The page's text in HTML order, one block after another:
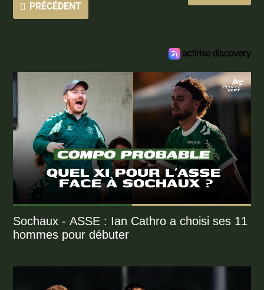
PRÉCÉDENT
Sochaux - ASSE : Ian Cathro a choisi ses 11
hommes pour débuter